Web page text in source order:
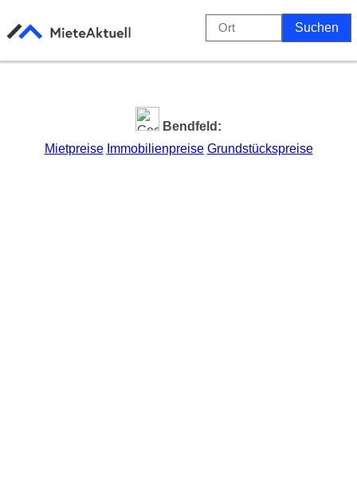
Bendfeld:
Mietpreise Immobilienpreise Grundstückspreise